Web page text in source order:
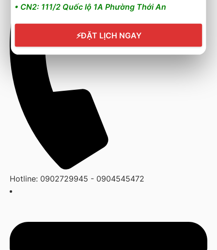
• CN2: 111/2 Quốc lộ 1A Phường Thới An
⚡ĐẶT LỊCH NGAY
Hotline: 0902729945 - 0904545472